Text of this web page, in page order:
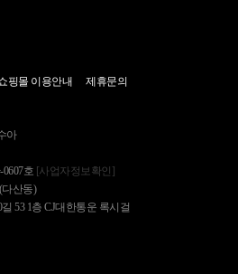
핑몰 이용안내 제휴문의
아
호 [사업자정보확인]
다산동)
53 1층 CJ대한통운 록시걸